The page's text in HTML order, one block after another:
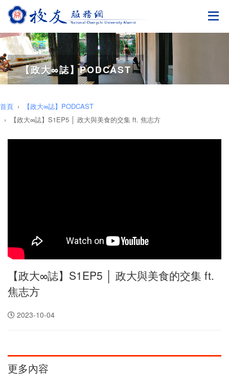
切
【政大∞誌】PODCAST
首頁
【政大∞誌】PODCAST
【政大∞誌】S1EP5 │ 政大與美食的交集 ft. 焦志方
【政大∞誌】S1EP5 │ 政大與美食的交集 ft.
焦志方
2023-10-04
更多內容